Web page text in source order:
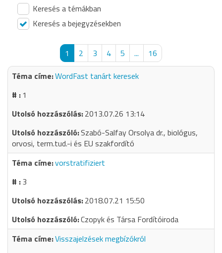
Keresés a témákban
Keresés a bejegyzésekben
1 2 3 4 5 ...
16
WordFast tanárt keresek
1
2013.07.26 13:14
Szabó-Salfay Orsolya dr., biológus,
orvosi, term.tud.-i és EU szakfordító
vorstratifiziert
3
2018.07.21 15:50
Czopyk és Társa Fordítóiroda
Visszajelzések megbízókról